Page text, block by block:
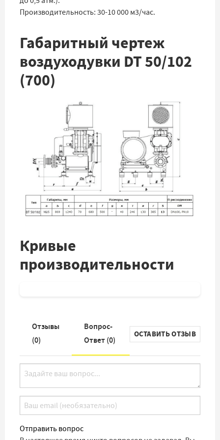
Производительность: 30-10 000 м3/час.
Габаритный чертеж
воздуходувки DT 50/102
(700)
Кривые
производительности
Отзывы
(0)
Вопрос-
Ответ (0)
ОСТАВИТЬ ОТЗЫВ
Отправить вопрос